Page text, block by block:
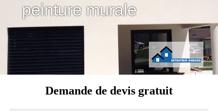
peinture murale
Demande de devis gratuit